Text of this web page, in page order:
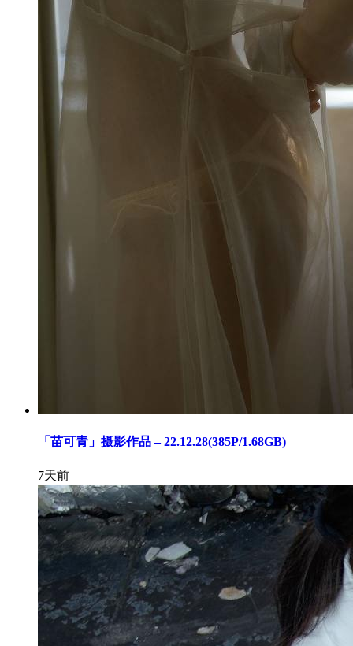
「苗可青」摄影作品 – 22.12.28(385P/1.68GB)
7天前